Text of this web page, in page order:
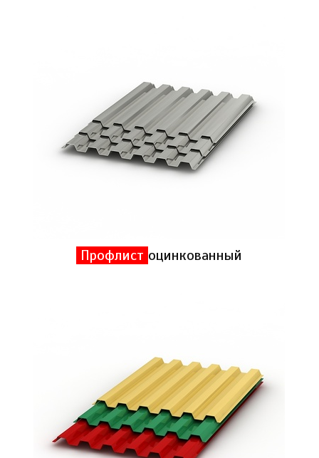
Профлист оцинкованный